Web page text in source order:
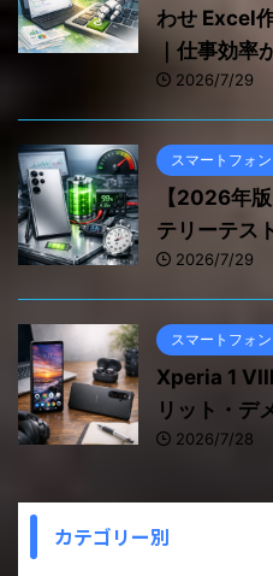
わせ Excel
｜仕事効率
2026/7/29
スマートフォン
【2026年
テリーテス
2026/7/29
スマートフォン
Xperia 1
リット・デ
2026/7/28
カテゴリー別